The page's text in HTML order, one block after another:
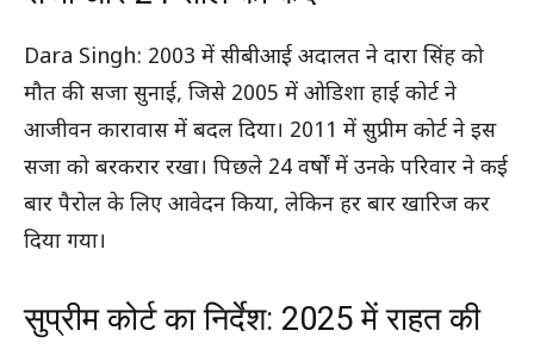
Dara Singh: 2003 में सीबीआई अदालत ने दारा सिंह को
मौत की सजा सुनाई, जिसे 2005 में ओडिशा हाई कोर्ट ने
आजीवन कारावास में बदल दिया। 2011 में सुप्रीम कोर्ट ने इस
सजा को बरकरार रखा। पिछले 24 वर्षों में उनके परिवार ने कई
बार पैरोल के लिए आवेदन किया, लेकिन हर बार खारिज कर
दिया गया।
सुप्रीम कोर्ट का निर्देश: 2025 में राहत की